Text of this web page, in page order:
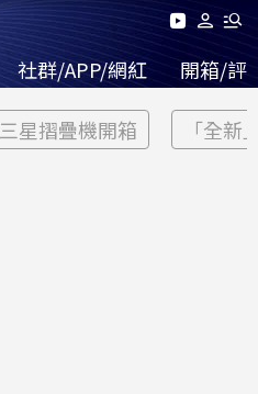
社群/APP/網紅 開箱/評
三星摺疊機開箱 「全新